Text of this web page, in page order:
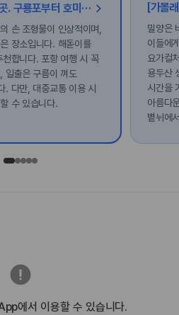
포항 가볼만한 곳. 구룡포부터 호미곶까지, 사색하며 걷는 포항 여행 코스
손 조형물이 인상적이며,
장소입니다. 해돋이를
천합니다. 포항 여행 시 꼭
일출은 구름이 껴도
. 다만, 대중교통 이용 시
수 있습니다.
밀양은
이들에
요가컬
용두산
시간을
아름다
볕뉘에
에서 이용할 수 있습니다.